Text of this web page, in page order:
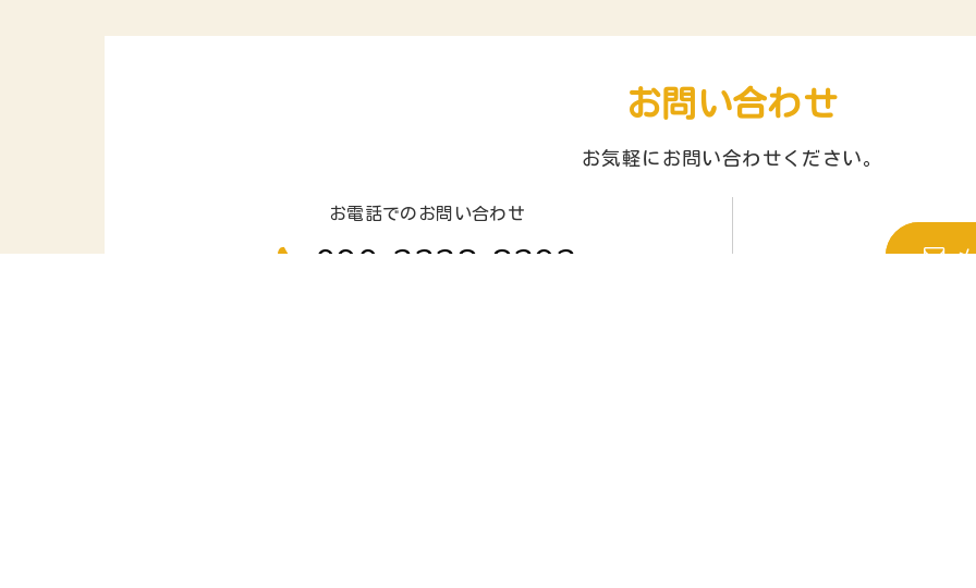
お問い合わせ
お気軽にお問い合わせください。
お電話でのお問い合わせ
090-3238-8393